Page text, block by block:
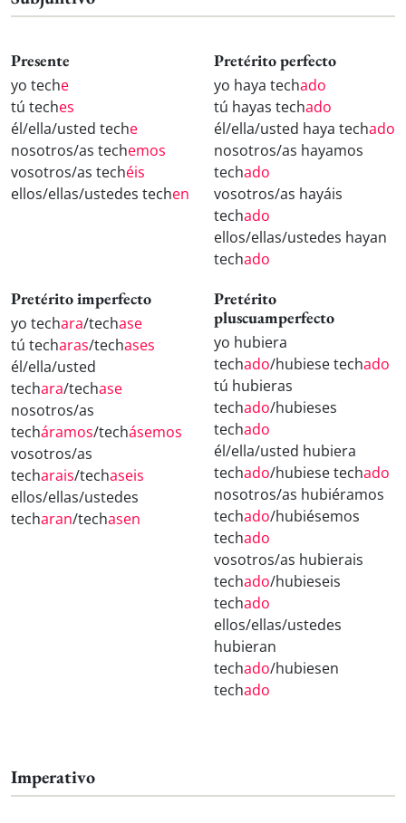
Presente
yo teche
tú teches
él/ella/usted teche
nosotros/as techemos
vosotros/as techéis
ellos/ellas/ustedes techen
Pretérito perfecto
yo haya techado
tú hayas techado
él/ella/usted haya techado
nosotros/as hayamos
techado
vosotros/as hayáis
techado
ellos/ellas/ustedes hayan
techado
Pretérito imperfecto
yo techara/techase
tú techaras/techases
él/ella/usted
techara/techase
nosotros/as
techáramos/techásemos
vosotros/as
techarais/techaseis
ellos/ellas/ustedes
techaran/techasen
Pretérito
pluscuamperfecto
yo hubiera
techado/hubiese techado
tú hubieras
techado/hubieses
techado
él/ella/usted hubiera
techado/hubiese techado
nosotros/as hubiéramos
techado/hubiésemos
techado
vosotros/as hubierais
techado/hubieseis
techado
ellos/ellas/ustedes
hubieran
techado/hubiesen
techado
Imperativo